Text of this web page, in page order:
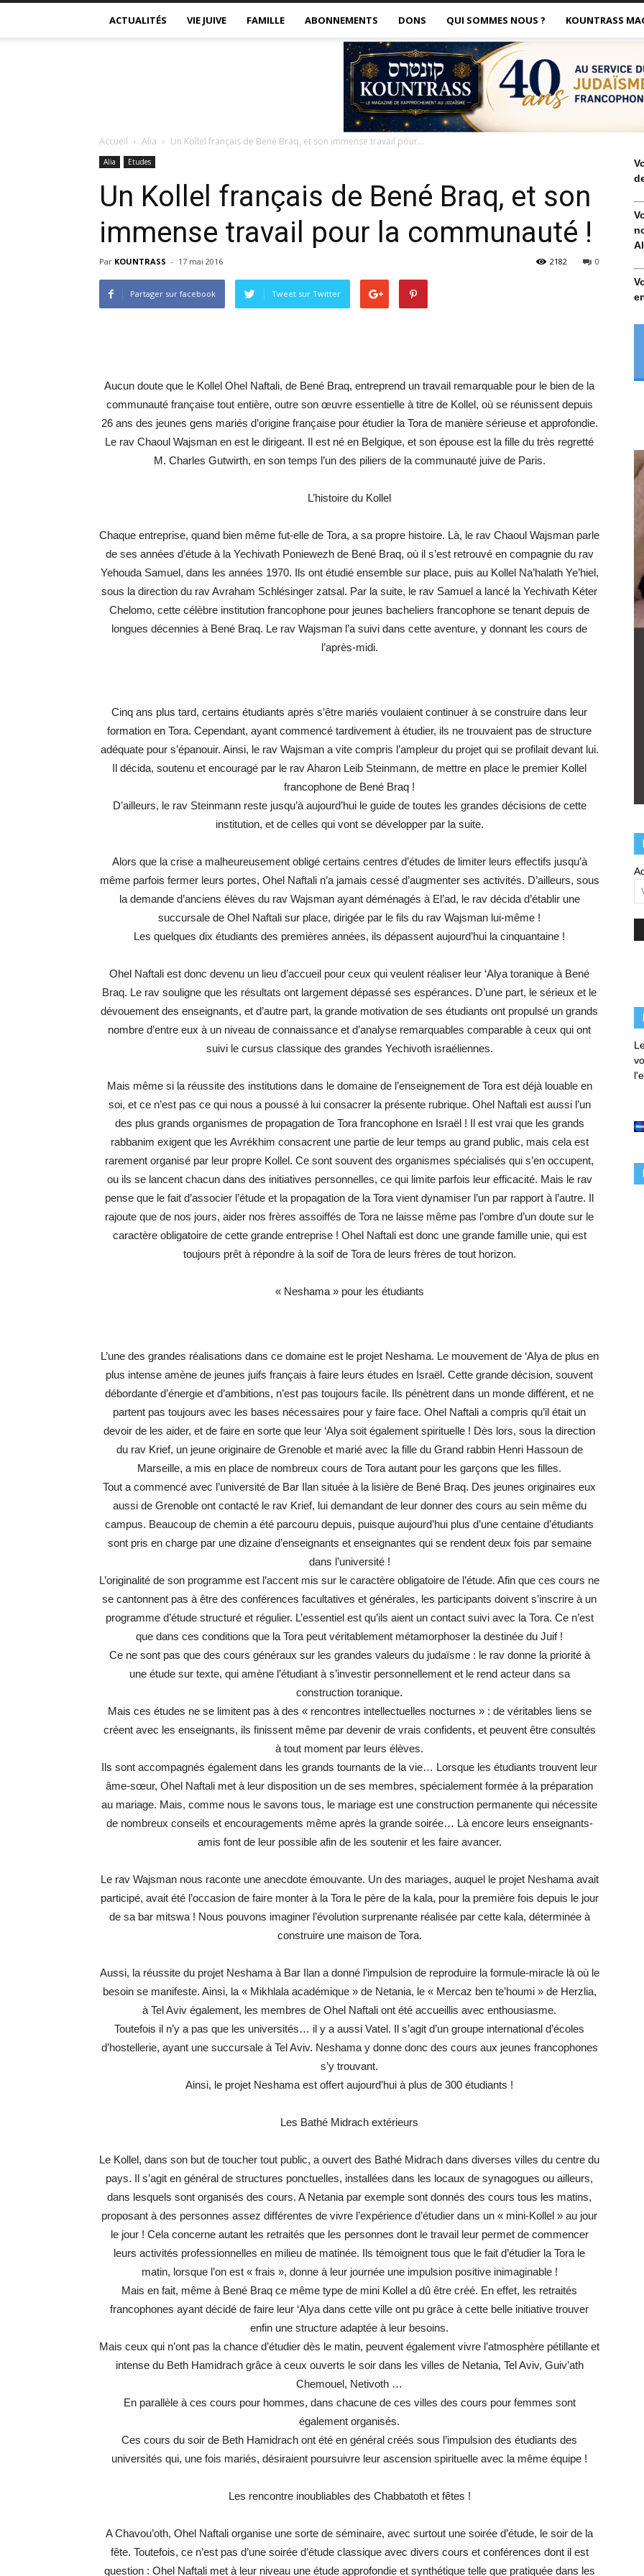
ACTUALITÉS VIE JUIVE FAMILLE ABONNEMENTS DONS QUI SOMMES NOUS ? KOUNTRASS
Accueil Alia Un Kollel français de Bené Braq, et son immense travail pour...
Alia Etudes
Un Kollel français de Bené Braq, et son
immense travail pour la communauté !
Par KOUNTRASS - 17 mai 2016 0
2182
Partager sur facebook Tweet sur Twitter
Aucun doute que le Kollel Ohel Naftali, de Bené Braq, entreprend un travail remarquable pour le bien de la
communauté française tout entière, outre son œuvre essentielle à titre de Kollel, où se réunissent depuis
26 ans des jeunes gens mariés d’origine française pour étudier la Tora de manière sérieuse et approfondie.
Le rav Chaoul Wajsman en est le dirigeant. Il est né en Belgique, et son épouse est la fille du très regretté
M. Charles Gutwirth, en son temps l’un des piliers de la communauté juive de Paris.
L’histoire du Kollel
Chaque entreprise, quand bien même fut-elle de Tora, a sa propre histoire. Là, le rav Chaoul Wajsman parle
de ses années d’étude à la Yechivath Poniewezh de Bené Braq, où il s’est retrouvé en compagnie du rav
Yehouda Samuel, dans les années 1970. Ils ont étudié ensemble sur place, puis au Kollel Na’halath Ye’hiel,
sous la direction du rav Avraham Schlésinger zatsal. Par la suite, le rav Samuel a lancé la Yechivath Kéter
Chelomo, cette célèbre institution francophone pour jeunes bacheliers francophone se tenant depuis de
longues décennies à Bené Braq. Le rav Wajsman l’a suivi dans cette aventure, y donnant les cours de
l’après-midi.
Cinq ans plus tard, certains étudiants après s’être mariés voulaient continuer à se construire dans leur
formation en Tora. Cependant, ayant commencé tardivement à étudier, ils ne trouvaient pas de structure
adéquate pour s’épanouir. Ainsi, le rav Wajsman a vite compris l’ampleur du projet qui se profilait devant lui.
Il décida, soutenu et encouragé par le rav Aharon Leib Steinmann, de mettre en place le premier Kollel
francophone de Bené Braq !
D’ailleurs, le rav Steinmann reste jusqu’à aujourd’hui le guide de toutes les grandes décisions de cette
institution, et de celles qui vont se développer par la suite.
Alors que la crise a malheureusement obligé certains centres d’études de limiter leurs effectifs jusqu’à
même parfois fermer leurs portes, Ohel Naftali n’a jamais cessé d’augmenter ses activités. D’ailleurs, sous
la demande d’anciens élèves du rav Wajsman ayant déménagés à El’ad, le rav décida d’établir une
succursale de Ohel Naftali sur place, dirigée par le fils du rav Wajsman lui-même !
Les quelques dix étudiants des premières années, ils dépassent aujourd’hui la cinquantaine !
Ohel Naftali est donc devenu un lieu d’accueil pour ceux qui veulent réaliser leur ‘Alya toranique à Bené
Braq. Le rav souligne que les résultats ont largement dépassé ses espérances. D’une part, le sérieux et le
dévouement des enseignants, et d’autre part, la grande motivation de ses étudiants ont propulsé un grands
nombre d’entre eux à un niveau de connaissance et d’analyse remarquables comparable à ceux qui ont
suivi le cursus classique des grandes Yechivoth israéliennes.
Mais même si la réussite des institutions dans le domaine de l’enseignement de Tora est déjà louable en
soi, et ce n’est pas ce qui nous a poussé à lui consacrer la présente rubrique. Ohel Naftali est aussi l’un
des plus grands organismes de propagation de Tora francophone en Israël ! Il est vrai que les grands
rabbanim exigent que les Avrékhim consacrent une partie de leur temps au grand public, mais cela est
rarement organisé par leur propre Kollel. Ce sont souvent des organismes spécialisés qui s’en occupent,
ou ils se lancent chacun dans des initiatives personnelles, ce qui limite parfois leur efficacité. Mais le rav
pense que le fait d’associer l’étude et la propagation de la Tora vient dynamiser l’un par rapport à l’autre. Il
rajoute que de nos jours, aider nos frères assoiffés de Tora ne laisse même pas l’ombre d’un doute sur le
caractère obligatoire de cette grande entreprise ! Ohel Naftali est donc une grande famille unie, qui est
toujours prêt à répondre à la soif de Tora de leurs frères de tout horizon.
« Neshama » pour les étudiants
L’une des grandes réalisations dans ce domaine est le projet Neshama. Le mouvement de ‘Alya de plus en
plus intense amène de jeunes juifs français à faire leurs études en Israël. Cette grande décision, souvent
débordante d’énergie et d’ambitions, n’est pas toujours facile. Ils pénètrent dans un monde différent, et ne
partent pas toujours avec les bases nécessaires pour y faire face. Ohel Naftali a compris qu’il était un
devoir de les aider, et de faire en sorte que leur ‘Alya soit également spirituelle ! Dès lors, sous la direction
du rav Krief, un jeune originaire de Grenoble et marié avec la fille du Grand rabbin Henri Hassoun de
Marseille, a mis en place de nombreux cours de Tora autant pour les garçons que les filles.
Tout a commencé avec l’université de Bar Ilan située à la lisière de Bené Braq. Des jeunes originaires eux
aussi de Grenoble ont contacté le rav Krief, lui demandant de leur donner des cours au sein même du
campus. Beaucoup de chemin a été parcouru depuis, puisque aujourd’hui plus d’une centaine d’étudiants
sont pris en charge par une dizaine d’enseignants et enseignantes qui se rendent deux fois par semaine
dans l’université !
L’originalité de son programme est l’accent mis sur le caractère obligatoire de l’étude. Afin que ces cours ne
se cantonnent pas à être des conférences facultatives et générales, les participants doivent s’inscrire à un
programme d’étude structuré et régulier. L’essentiel est qu’ils aient un contact suivi avec la Tora. Ce n’est
que dans ces conditions que la Tora peut véritablement métamorphoser la destinée du Juif !
Ce ne sont pas que des cours généraux sur les grandes valeurs du judaïsme : le rav donne la priorité à
une étude sur texte, qui amène l’étudiant à s’investir personnellement et le rend acteur dans sa
construction toranique.
Mais ces études ne se limitent pas à des « rencontres intellectuelles nocturnes » : de véritables liens se
créent avec les enseignants, ils finissent même par devenir de vrais confidents, et peuvent être consultés
à tout moment par leurs élèves.
Ils sont accompagnés également dans les grands tournants de la vie… Lorsque les étudiants trouvent leur
âme-sœur, Ohel Naftali met à leur disposition un de ses membres, spécialement formée à la préparation
au mariage. Mais, comme nous le savons tous, le mariage est une construction permanente qui nécessite
de nombreux conseils et encouragements même après la grande soirée… Là encore leurs enseignants-
amis font de leur possible afin de les soutenir et les faire avancer.
Le rav Wajsman nous raconte une anecdote émouvante. Un des mariages, auquel le projet Neshama avait
participé, avait été l’occasion de faire monter à la Tora le père de la kala, pour la première fois depuis le jour
de sa bar mitswa ! Nous pouvons imaginer l’évolution surprenante réalisée par cette kala, déterminée à
construire une maison de Tora.
Aussi, la réussite du projet Neshama à Bar Ilan a donné l’impulsion de reproduire la formule-miracle là où le
besoin se manifeste. Ainsi, la « Mikhlala académique » de Netania, le « Mercaz ben te’houmi » de Herzlia,
à Tel Aviv également, les membres de Ohel Naftali ont été accueillis avec enthousiasme.
Toutefois il n’y a pas que les universités… il y a aussi Vatel. Il s’agit d’un groupe international d’écoles
d’hostellerie, ayant une succursale à Tel Aviv. Neshama y donne donc des cours aux jeunes francophones
s’y trouvant.
Ainsi, le projet Neshama est offert aujourd’hui à plus de 300 étudiants !
Les Bathé Midrach extérieurs
Le Kollel, dans son but de toucher tout public, a ouvert des Bathé Midrach dans diverses villes du centre du
pays. Il s’agit en général de structures ponctuelles, installées dans les locaux de synagogues ou ailleurs,
dans lesquels sont organisés des cours. A Netania par exemple sont donnés des cours tous les matins,
proposant à des personnes assez différentes de vivre l’expérience d’étudier dans un « mini-Kollel » au jour
le jour ! Cela concerne autant les retraités que les personnes dont le travail leur permet de commencer
leurs activités professionnelles en milieu de matinée. Ils témoignent tous que le fait d’étudier la Tora le
matin, lorsque l’on est « frais », donne à leur journée une impulsion positive inimaginable !
Mais en fait, même à Bené Braq ce même type de mini Kollel a dû être créé. En effet, les retraités
francophones ayant décidé de faire leur ‘Alya dans cette ville ont pu grâce à cette belle initiative trouver
enfin une structure adaptée à leur besoins.
Mais ceux qui n’ont pas la chance d’étudier dès le matin, peuvent également vivre l’atmosphère pétillante et
intense du Beth Hamidrach grâce à ceux ouverts le soir dans les villes de Netania, Tel Aviv, Guiv’ath
Chemouel, Netivoth …
En parallèle à ces cours pour hommes, dans chacune de ces villes des cours pour femmes sont
également organisés.
Ces cours du soir de Beth Hamidrach ont été en général créés sous l’impulsion des étudiants des
universités qui, une fois mariés, désiraient poursuivre leur ascension spirituelle avec la même équipe !
Les rencontre inoubliables des Chabbatoth et fêtes !
A Chavou’oth, Ohel Naftali organise une sorte de séminaire, avec surtout une soirée d’étude, le soir de la
fête. Toutefois, ce n’est pas d’une soirée d’étude classique avec divers cours et conférences dont il est
question : Ohel Naftali met à leur niveau une étude approfondie et synthétique telle que pratiquée dans les